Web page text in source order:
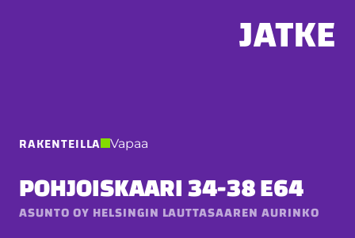
RAKENTEILLA Vapaa
POHJOISKAARI 34-38 E64
ASUNTO OY HELSINGIN LAUTTASAAREN AURINKO